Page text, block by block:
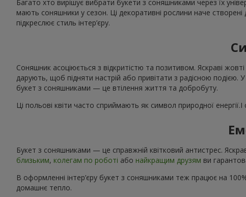
Багато хто вирішує вибрати букети з соняшниками через їх
мають соняшники у сезон. Ці декоративні рослини наче
підкреслює стиль інтер’єру.
Соняшник асоціюється з відкритістю та позитивом. Яскраві
дарують, щоб підняти настрій або привітати з радісною
букет з соняшниками — це втілення життя та добробуту.
Ці польові квіти часто сприймають як символ природної
Букет з соняшниками — це справжній квітковий антистрес.
близьким, колегам по роботі або найкращим друзям ви
В оформленні інтер’єру букет з соняшниками теж працює на
домашнє тепло.